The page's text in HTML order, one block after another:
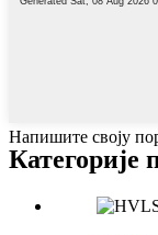
Напишите своју
Категорије